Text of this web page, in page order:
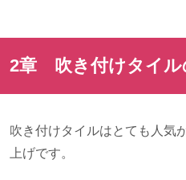
2章 吹き付けタイル
吹き付けタイルはとても人気
上げです。